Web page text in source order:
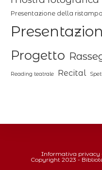
Presentazione della
Progetto
Reading teatrale Recital
Informativa privacy
Copyright 2023 -